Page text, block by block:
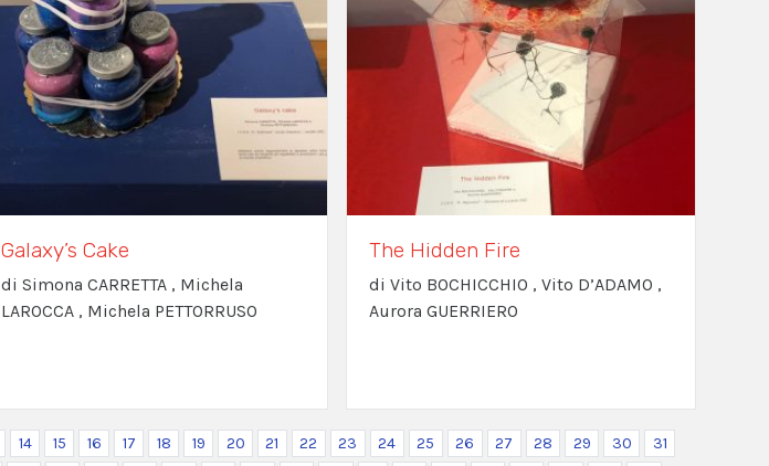
Galaxy’s Cake
di Simona CARRETTA , Michela
LAROCCA , Michela PETTORRUSO
The Hidden Fire
di Vito BOCHICCHIO , Vito D’ADAMO ,
Aurora GUERRIERO
14 15 16 17 18 19 20 21 22 23 24 25 26 27 28 29 30
31